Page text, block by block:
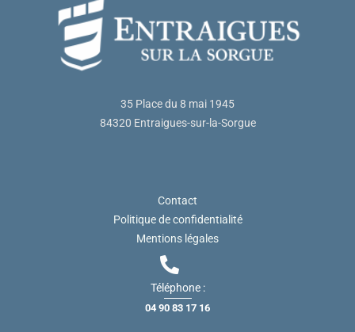
35 Place du 8 mai 1945
84320 Entraigues-sur-la-Sorgue
Contact
Politique de confidentialité
Mentions légales
Téléphone :
04 90 83 17 16